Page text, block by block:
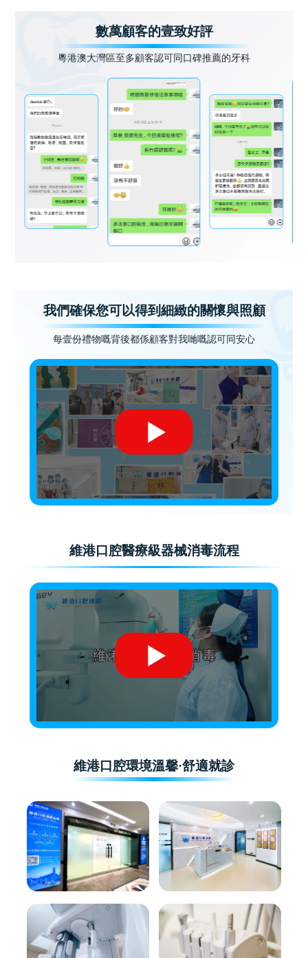
數萬顧客的壹致好評
粵港澳大灣區至多顧客認可同口碑推薦的牙科
我們確保您可以得到細緻的關懷與照顧
每壹份禮物嘅背後都係顧客對我哋嘅認可同安心
維港口腔醫療級器械消毒流程
維港口腔環境溫馨·舒適就診